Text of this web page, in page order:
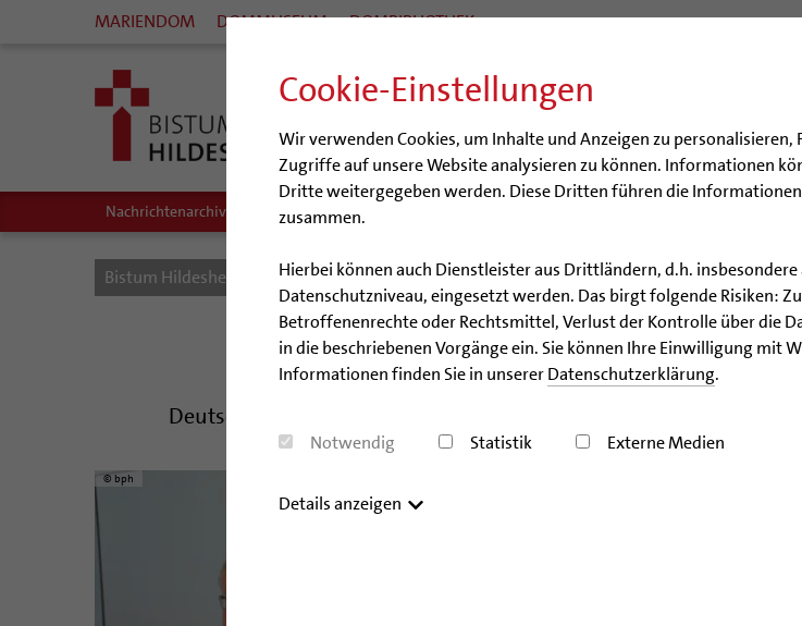
Cookie-Einstellungen
Wir verwenden Cookies, um Inhalte und Anzeigen zu
Zugriffe auf unsere Website analysieren zu können. Informationen
Dritte weitergegeben werden. Diese Dritten führen die
zusammen.
Hierbei können auch Dienstleister aus Drittländern, d.h. insbesondere
Datenschutzniveau, eingesetzt werden. Das birgt folgende Risiken:
Betroffenenrechte oder Rechtsmittel, Verlust der Kontrolle über die
in die beschriebenen Vorgänge ein. Sie können Ihre Einwilligung
Informationen finden Sie in unsererDatenschutzerklärung.
Notwendig Statistik Externe Medien
Details anzeigen
MARIENDOM DOMMUSEUM DOMBIBLIOTHEK
BISTUM
Nachrichtenarchiv Audio/Podcasts
Bistum Hildesheim Bistum Nachrichten Artikel
Preis gegen
Deutsche Bischöfe unterstützen Engagement für respektvolles
© bph
Die
bei